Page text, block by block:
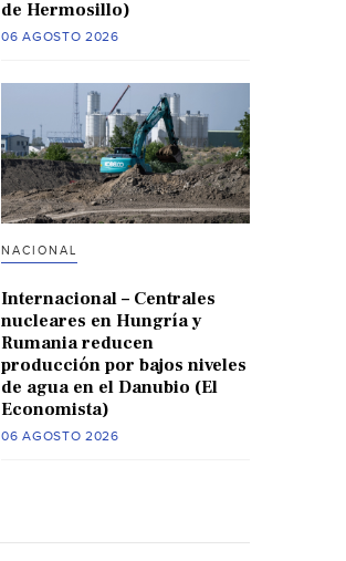
de Hermosillo)
06 AGOSTO 2026
NACIONAL
Internacional – Centrales
nucleares en Hungría y
Rumania reducen
producción por bajos niveles
de agua en el Danubio (El
Economista)
06 AGOSTO 2026